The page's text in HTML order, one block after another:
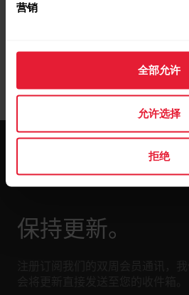
营销
全部允许
允许选择
拒绝
保持更新。